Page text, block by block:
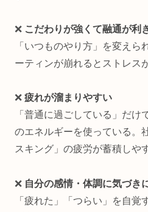
❌ こだわりが強くて融通が利
「いつものやり方」を変え
ーティンが崩れるとストレス
❌ 疲れが溜まりやすい
「普通に過ごしている」だけ
のエネルギーを使っている。
スキング」の疲労が蓄積しや
❌ 自分の感情・体調に気づき
「疲れた」「つらい」を自覚